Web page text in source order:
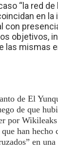
“la red de
en la
con
objetivos,
las mismas
de El
de que
por
han
en